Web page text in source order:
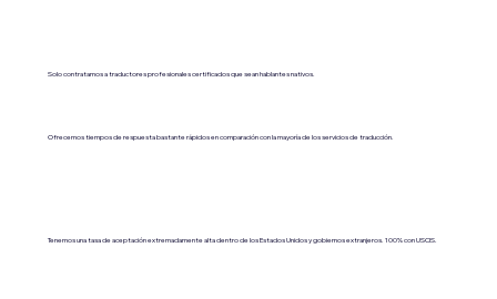
Solo contratamos a traductores profesionales certificados que sean hablantes nativos.
Ofrecemos tiempos de respuesta bastante rápidos en comparación con la mayoría de los servicios de traducción.
Tenemos una tasa de aceptación extremadamente alta dentro de los Estados Unidos y gobiernos extranjeros. 100% con USCIS.